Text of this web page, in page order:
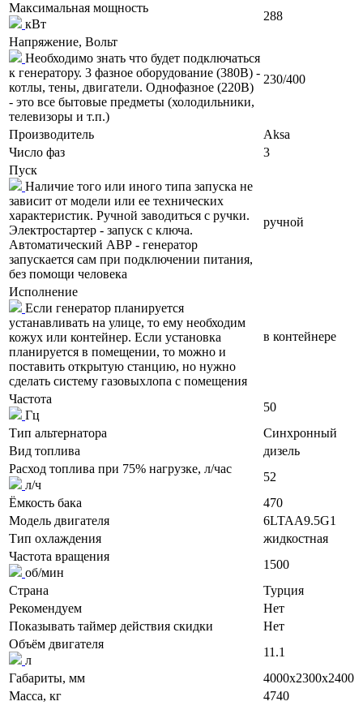
Максимальная мощность
кВт
288
Напряжение, Вольт
Необходимо знать что будет подключаться
к генератору. 3 фазное оборудование (380В) -
котлы, тены, двигатели. Однофазное (220В)
- это все бытовые предметы (холодильники,
телевизоры и т.п.)
230/400
Производитель
Aksa
Число фаз
3
Пуск
Наличие того или иного типа запуска не
зависит от модели или ее технических
характеристик. Ручной заводиться с ручки.
Электростартер - запуск с ключа.
Автоматический АВР - генератор
запускается сам при подключении питания,
без помощи человека
ручной
Исполнение
Если генератор планируется
устанавливать на улице, то ему необходим
кожух или контейнер. Если установка
планируется в помещении, то можно и
поставить открытую станцию, но нужно
сделать систему газовыхлопа с помещения
в контейнере
Частота
Гц
50
Тип альтернатора
Синхронный
Вид топлива
дизель
Расход топлива при 75% нагрузке, л/час
л/ч
52
Ёмкость бака
470
Модель двигателя
6LTAA9.5G1
Тип охлаждения
жидкостная
Частота вращения
об/мин
1500
Страна
Турция
Рекомендуем
Нет
Показывать таймер действия скидки
Нет
Объём двигателя
л
11.1
Габариты, мм
4000x2300x2400
Масса, кг
4740